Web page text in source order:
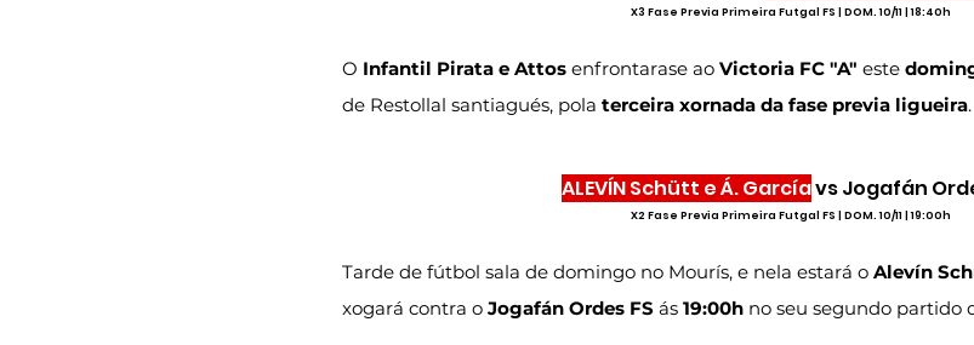
X3 Fase Previa Primeira Futgal FS | DOM. 10/11 | 18:40h
O Infantil Pirata e Attos enfrontarase ao Victoria FC "A" este
de Restollal santiagués, pola terceira xornada da fase previa ligueira.
ALEVÍN Schütt e Á. García vs Jogafán
X2 Fase Previa Primeira Futgal FS | DOM. 10/11 | 19:00h
Tarde de fútbol sala de domingo no Mourís, e nela estará o Alevín
xogará contra o Jogafán Ordes FS ás 19:00h no seu segundo partido